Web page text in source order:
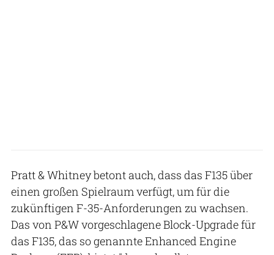
Pratt & Whitney betont auch, dass das F135 über
einen großen Spielraum verfügt, um für die
zukünftigen F-35-Anforderungen zu wachsen.
Das von P&W vorgeschlagene Block-Upgrade für
das F135, das so genannte Enhanced Engine